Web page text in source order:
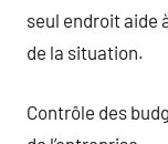
seul endroit aide
de la situation.
Contrôle des